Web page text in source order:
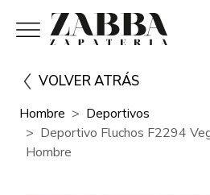
VOLVER ATRÁS
Hombre
Deportivos
Deportivo Fluchos F2294
Hombre